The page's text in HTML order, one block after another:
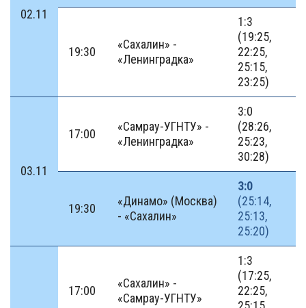
02.11
19:30
«Сахалин» -
«Ленинградка»
1:3
(19:25,
22:25,
25:15,
23:25)
03.11
17:00
«Самрау-УГНТУ» -
«Ленинградка»
3:0
(28:26,
25:23,
30:28)
19:30
«Динамо» (Москва)
- «Сахалин»
3:0
(25:14,
25:13,
25:20)
17:00
«Сахалин» -
«Самрау-УГНТУ»
1:3
(17:25,
22:25,